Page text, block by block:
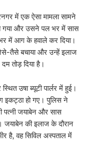
में एक ऐसा मामला सामने
गया और उसने पल भर में सास
में आग के हवाले कर दिया।
तैसे बचाया और उन्हें इलाज
तोड़ दिया है।
उषा ब्यूटी पार्लर में हुई।
इकट्ठा हो गए। पुलिस ने
पत्नी जयाबेन और सास
जयाबेन की इलाज के दौरान
है, वह सिविल अस्पताल में